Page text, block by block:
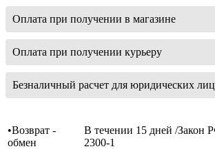
Оплата при получении в магазине
Оплата при получении курьеру
Безналичный расчет для юридических лиц
•Возврат -
обмен
В течении 15 дней /Закон
2300-1